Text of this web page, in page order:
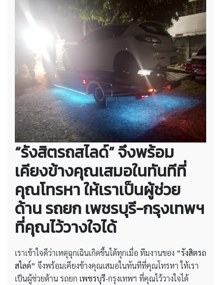
“รังสิตรถสไลด์” จึงพร้อม
เคียงข้างคุณเสมอในทันทีที่
คุณโทรหา ให้เราเป็นผู้ช่วย
ด้าน รถยก เพชรบุรี-กรุงเทพฯ
ที่คุณไว้วางใจได้
เราเข้าใจดีว่าเหตุฉุกเฉินเกิดขึ้นได้ทุกเมื่อ ทีมงานของ “รังสิตรถ
สไลด์” จึงพร้อมเคียงข้างคุณเสมอในทันทีที่คุณโทรหา ให้เรา
เป็นผู้ช่วยด้าน รถยก เพชรบุรี-กรุงเทพฯ ที่คุณไว้วางใจได้